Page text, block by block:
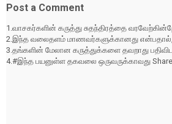
Post a Comment
1.வாசகர்களின் கருத்து சுதந்திரத்தை
2.இந்த வலைதளம் மாணவர்களுக்கானது என்பதால்,
3.தங்களின் மேலான கருத்துக்களை தவறாது
4.#இந்த பயனுள்ள தகவலை ஒருவருக்காவது